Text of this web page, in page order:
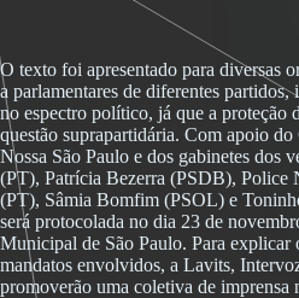
O texto foi apresentado para diversas
a parlamentares de diferentes partidos,
no espectro político, já que a proteção
questão suprapartidária. Com apoio
Nossa São Paulo e dos gabinetes dos
(PT), Patrícia Bezerra (PSDB), Police
(PT), Sâmia Bomfim (PSOL) e
será protocolada no dia 23 de
Municipal de São Paulo. Para explicar
mandatos envolvidos, a Lavits,
promoverão uma coletiva de imprensa